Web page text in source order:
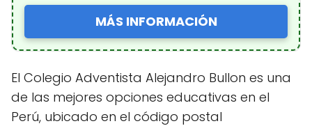
MÁS INFORMACIÓN
El Colegio Adventista Alejandro Bullon es una
de las mejores opciones educativas en el
Perú, ubicado en el código postal